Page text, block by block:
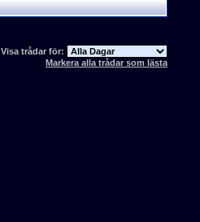
Visa trådar för:
Markera alla trådar som lästa